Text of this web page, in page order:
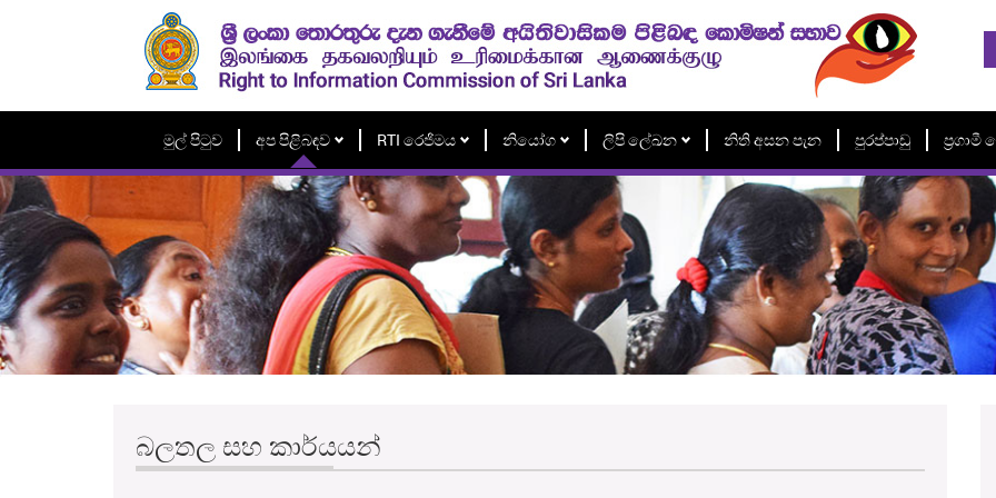
මුල් පිටුව අප පිළිබඳව RTI රෙජිමය නියෝග ලිපි ලේඛන නිති අසන පැන පුරප්පාඩු ප්‍රගාමී
බලතල සහ කාර්යයන්